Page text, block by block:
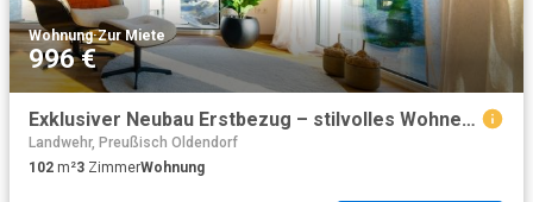
Wohnung·Zur Miete
996 €
Exklusiver Neubau Erstbezug – stilvolles Wohnen auf höchstem Niveau!
Landwehr, Preußisch Oldendorf
102 m²3 ZimmerWohnung